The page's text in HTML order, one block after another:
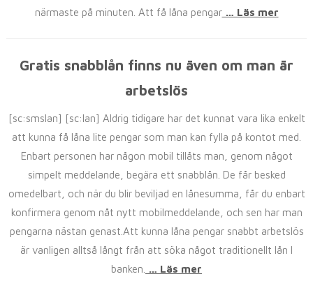
närmaste på minuten. Att få låna pengar… Läs mer
Gratis snabblån finns nu även om man är
arbetslös
[sc:smslan] [sc:lan] Aldrig tidigare har det kunnat vara lika enkelt
att kunna få låna lite pengar som man kan fylla på kontot med.
Enbart personen har någon mobil tillåts man, genom något
simpelt meddelande, begära ett snabblån. De får besked
omedelbart, och när du blir beviljad en lånesumma, får du enbart
konfirmera genom nåt nytt mobilmeddelande, och sen har man
pengarna nästan genast.Att kunna låna pengar snabbt arbetslös
är vanligen alltså långt från att söka något traditionellt lån I
banken. … Läs mer